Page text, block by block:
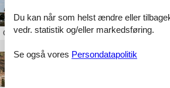
OmLæsø
Daugbjerg Kalkgruber
Du kan når som helst ændre eller
vedr. statistik og/eller markedsføring.
Se også vores Persondatapolitik